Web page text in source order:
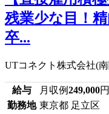
残業少な目！
卒...
UTコネクト株式会社(
給与 月収例249,000円
勤務地 東京都 足立区